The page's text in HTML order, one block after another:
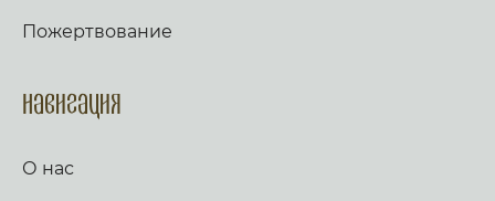
Пожертвование
Навигация
О нас